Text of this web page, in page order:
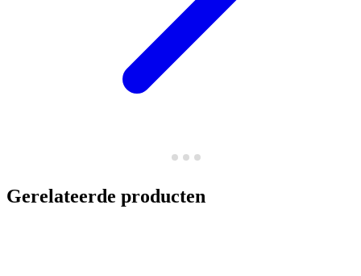
Gerelateerde producten